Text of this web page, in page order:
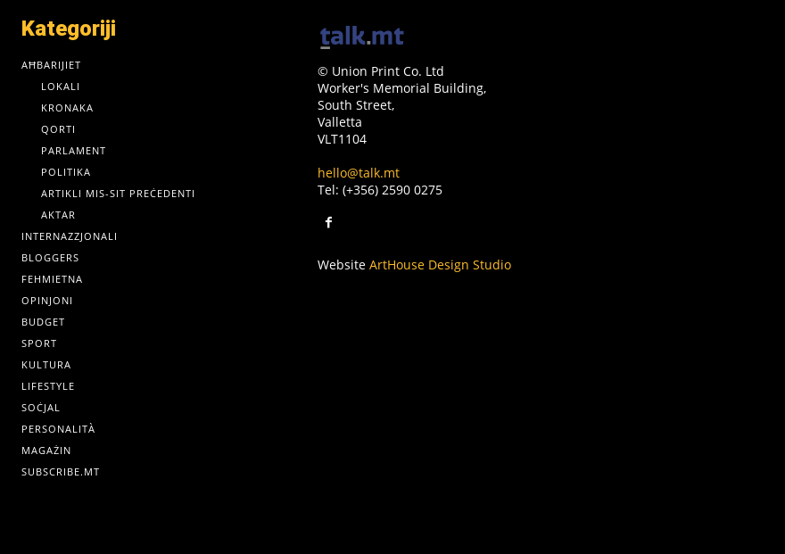
Kategoriji
AĦBARIJIET
LOKALI
KRONAKA
QORTI
PARLAMENT
POLITIKA
ARTIKLI MIS-SIT PREĊEDENTI
AKTAR
INTERNAZZJONALI
BLOGGERS
FEHMIETNA
OPINJONI
BUDGET
SPORT
KULTURA
LIFESTYLE
SOĊJAL
PERSONALITÀ
MAGAŻIN
SUBSCRIBE.MT
© Union Print Co. Ltd
Worker's Memorial Building,
South Street,
Valletta
VLT1104
hello@talk.mt
Tel: (+356) 2590 0275
Website ArtHouse Design Studio